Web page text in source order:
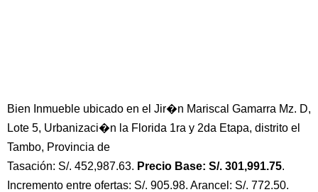
Bien Inmueble ubicado en el Jir�n Mariscal Gamarra Mz. D,
Lote 5, Urbanizaci�n la Florida 1ra y 2da Etapa, distrito el
Tambo, Provincia de
Tasación: S/. 452,987.63. Precio Base: S/. 301,991.75.
Incremento entre ofertas: S/. 905.98. Arancel: S/. 772.50.